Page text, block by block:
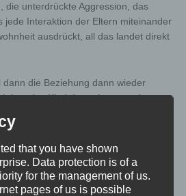
die unterdrückte Aggression, das
jede Interaktion der Eltern miteinander
ausdrückt, all das landet direkt
die Beziehung dann wieder
das Kind das schon von der
alles ungefiltert mit.
im Körper, auch im ungeborenen
all das wehren. Für sie ist eine
der Eltern. Beide
that you have shown
Data protection is of a
for the management of us.
pages of us is possible